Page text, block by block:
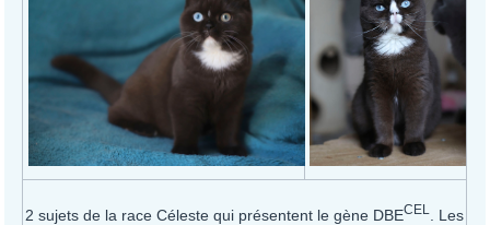
2 sujets de la race Céleste qui présentent le gène DBECEL
. Les